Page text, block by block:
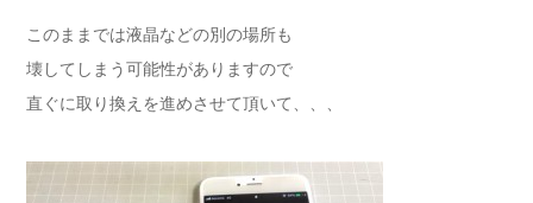
このままでは液晶などの別の場所も
壊してしまう可能性がありますので
直ぐに取り換えを進めさせて頂いて、、、